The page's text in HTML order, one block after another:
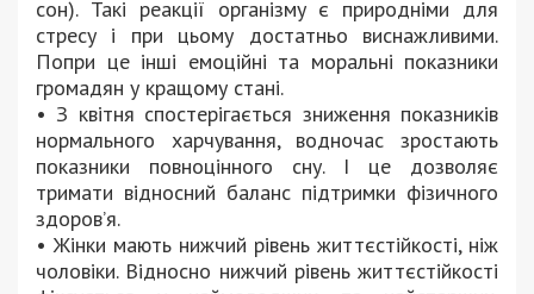
сон). Такі реакції організму є природніми для
стресу і при цьому достатньо виснажливими.
Попри це інші емоційні та моральні показники
громадян у кращому стані.
• З квітня спостерігається зниження показників
нормального харчування, водночас зростають
показники повноцінного сну. І це дозволяє
тримати відносний баланс підтримки фізичного
здоров’я.
• Жінки мають нижчий рівень життєстійкості, ніж
чоловіки. Відносно нижчий рівень життєстійкості